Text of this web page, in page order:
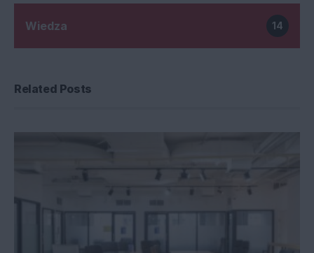
Wiedza 14
Related Posts